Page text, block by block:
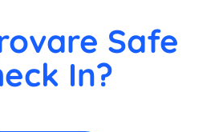
Safe
In?